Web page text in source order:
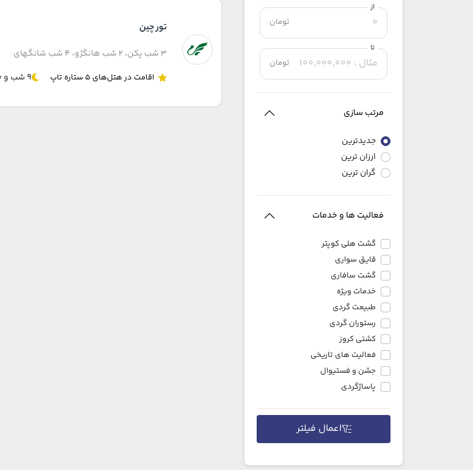
از
تومان
تا
تومان
مرتب سازی
جدیدترین
ارزان ترین
گران ترین
فعالیت ها و خدمات
گشت هلی کوپتر
قایق سواری
گشت سافاری
خدمات ویژه
طبیعت گردی
رستوران گردی
کشتی کروز
فعالیت های تاریخی
جشن و فستیوال
پاساژگردی
اعمال فیلتر
تور چین
۳ شب پکن، ۲ شب هانگژو، ۴ شب شانگهای
اقامت در هتل‌های 5 ستاره تاپ 9 شب و 10 روز